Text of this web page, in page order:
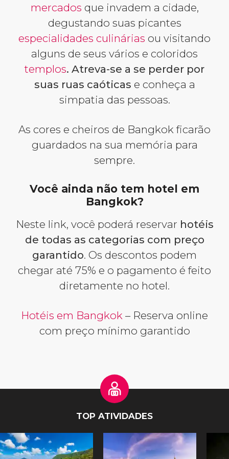
mercados que invadem a cidade,
degustando suas picantes
especialidades culinárias ou visitando
alguns de seus vários e coloridos
templos. Atreva-se a se perder por
suas ruas caóticas e conheça a
simpatia das pessoas.
As cores e cheiros de Bangkok ficarão
guardados na sua memória para
sempre.
Você ainda não tem hotel em
Bangkok?
Neste link, você poderá reservar hotéis
de todas as categorias com preço
garantido. Os descontos podem
chegar até 75% e o pagamento é feito
diretamente no hotel.
Hotéis em Bangkok – Reserva online
com preço mínimo garantido
TOP ATIVIDADES